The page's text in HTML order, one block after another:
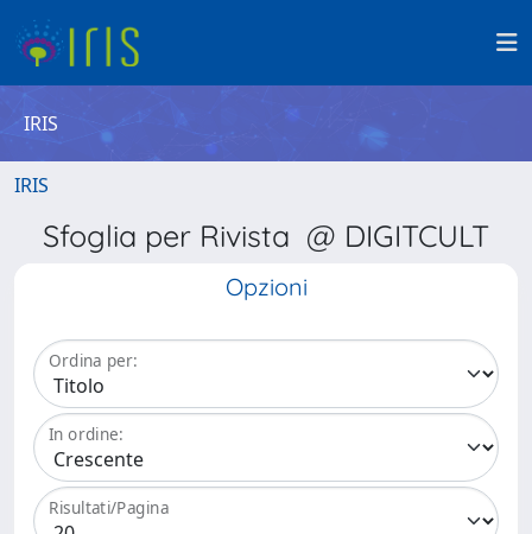
IRIS
IRIS
Sfoglia per Rivista @ DIGITCULT
Opzioni
Ordina per:
In ordine:
Risultati/Pagina